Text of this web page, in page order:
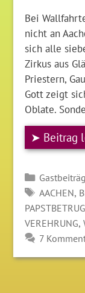
Bei
nicht an
sich alle
Zirkus aus
Priestern,
Gott zeigt
Oblate.
➤ Beitrag
AACHEN,
VEREHRUNG,
7